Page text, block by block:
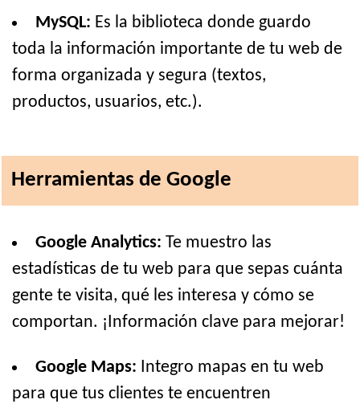
MySQL: Es la biblioteca donde guardo
toda la información importante de tu web de
forma organizada y segura (textos,
productos, usuarios, etc.).
Herramientas de Google
Google Analytics: Te muestro las
estadísticas de tu web para que sepas cuánta
gente te visita, qué les interesa y cómo se
comportan. ¡Información clave para mejorar!
Google Maps: Integro mapas en tu web
para que tus clientes te encuentren